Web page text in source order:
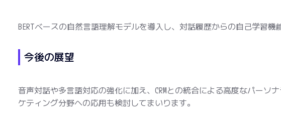
BERTベースの自然言語理解モデルを導入し、対話履歴からの自己学習機
今後の展望
音声対話や多言語対応の強化に加え、CRMとの統合による高度なパーソ
ケティング分野への応用も検討してまいります。